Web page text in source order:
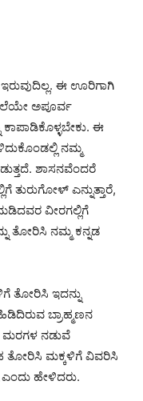
ಇರುವುದಿಲ್ಲ. ಈ ಊರಿಗಾಗಿ
ಅಪೂರ್ವ
ಈ
ನಮ್ಮ
ಶಾಸನವೆಂದರೆ
ತುರುಗೋಳ್ ಎನ್ನುತ್ತಾರೆ,
ಮಡಿದವರ ವೀರಗಲ್ಲಿಗೆ
ತೋರಿಸಿ ನಮ್ಮ ಕನ್ನಡ
ತೋರಿಸಿ ಇದನ್ನು
ಹಿಡಿದಿರುವ ಬ್ರಾಹ್ಮಣನ
ಮರಗಳ ನಡುವೆ
ತೋರಿಸಿ ಮಕ್ಕಳಿಗೆ ವಿವರಿಸಿ
ಎಂದು ಹೇಳಿದರು.